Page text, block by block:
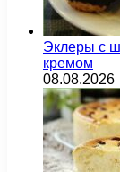
Эклеры с
кремом
08.08.2026